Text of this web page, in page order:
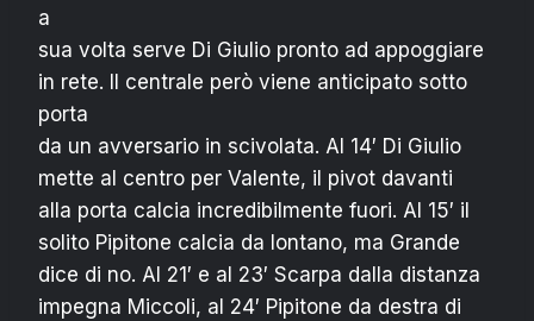
a
sua volta serve Di Giulio pronto ad appoggiare
in rete. Il centrale però viene anticipato sotto
porta
da un avversario in scivolata. Al 14′ Di Giulio
mette al centro per Valente, il pivot davanti
alla porta calcia incredibilmente fuori. Al 15′ il
solito Pipitone calcia da lontano, ma Grande
dice di no. Al 21′ e al 23′ Scarpa dalla distanza
impegna Miccoli, al 24′ Pipitone da destra di